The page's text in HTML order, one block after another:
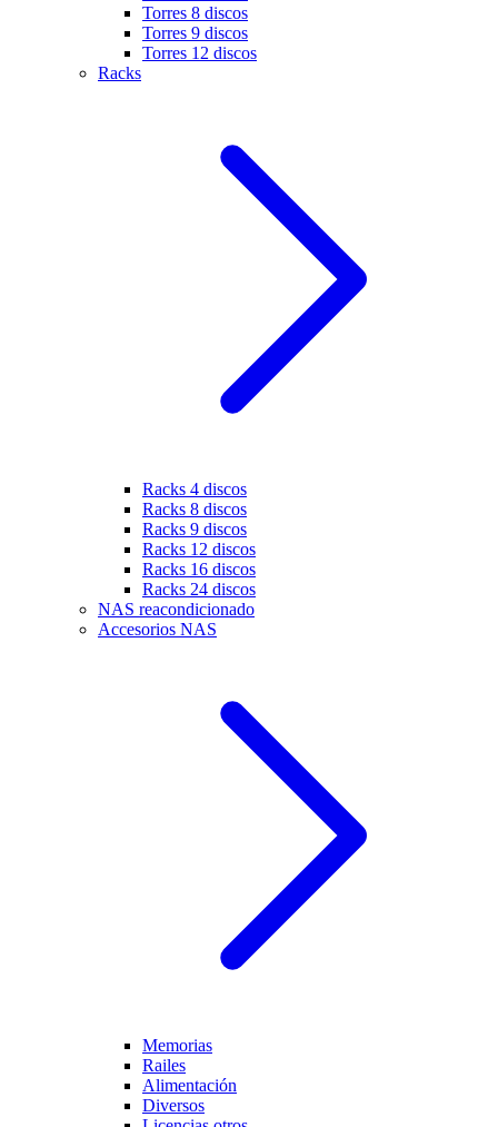
Torres 8 discos
Torres 9 discos
Torres 12 discos
Racks
Racks 4 discos
Racks 8 discos
Racks 9 discos
Racks 12 discos
Racks 16 discos
Racks 24 discos
NAS reacondicionado
Accesorios NAS
Memorias
Railes
Alimentación
Diversos